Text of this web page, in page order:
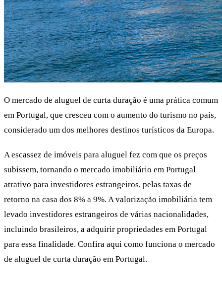
O mercado de aluguel de curta duração é uma prática comum
em Portugal, que cresceu com o aumento do turismo no país,
considerado um dos melhores destinos turísticos da Europa.
A escassez de imóveis para aluguel fez com que os preços
subissem, tornando o mercado imobiliário em Portugal
atrativo para investidores estrangeiros, pelas taxas de
retorno na casa dos 8% a 9%. A valorização imobiliária tem
levado investidores estrangeiros de várias nacionalidades,
incluindo brasileiros, a adquirir propriedades em Portugal
para essa finalidade. Confira aqui como funciona o mercado
de aluguel de curta duração em Portugal.